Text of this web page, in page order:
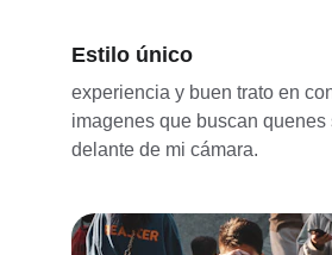
Estilo único
experiencia y buen trato en
imagenes que buscan quenes
delante de mi cámara.